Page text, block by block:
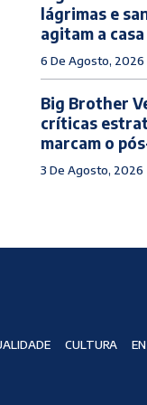
lágrimas e
agitam a casa
6 De Agosto, 2026
Big Brother
críticas
marcam o
3 De Agosto, 2026
CULTURA